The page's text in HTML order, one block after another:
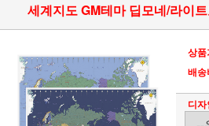
세계지도 GM테마 딥모네/라이
상품
배송
디자